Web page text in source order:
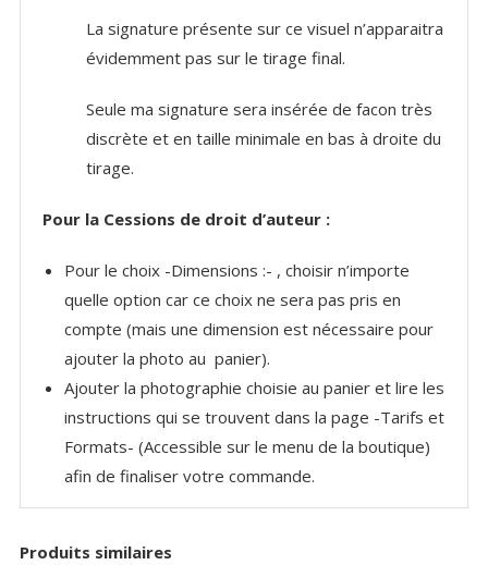
La signature présente sur ce visuel n’apparaitra
évidemment pas sur le tirage final.
Seule ma signature sera insérée de facon très
discrète et en taille minimale en bas à droite du
tirage.
Pour la Cessions de droit d’auteur :
Pour le choix -Dimensions :- , choisir n’importe
quelle option car ce choix ne sera pas pris en
compte (mais une dimension est nécessaire pour
ajouter la photo au panier).
Ajouter la photographie choisie au panier et lire les
instructions qui se trouvent dans la page -Tarifs et
Formats- (Accessible sur le menu de la boutique)
afin de finaliser votre commande.
Produits similaires